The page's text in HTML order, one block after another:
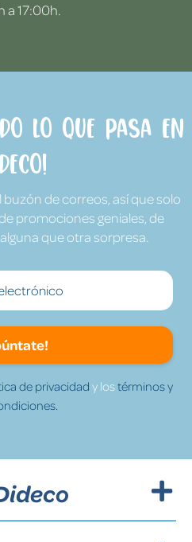
a 17:00h.
lo que pasa en
de correos, así que solo
promociones geniales, de
que otra sorpresa.
de privacidad y lostérminos y